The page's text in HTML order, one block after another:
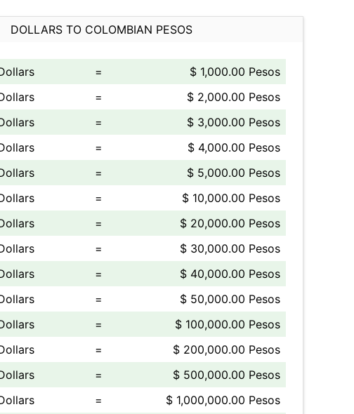
DOLLARS TO COLOMBIAN PESOS
=
$ 1,000.00 Pesos
=
$ 2,000.00 Pesos
=
$ 3,000.00 Pesos
=
$ 4,000.00 Pesos
=
$ 5,000.00 Pesos
=
$ 10,000.00 Pesos
=
$ 20,000.00 Pesos
=
$ 30,000.00 Pesos
=
$ 40,000.00 Pesos
=
$ 50,000.00 Pesos
=
$ 100,000.00 Pesos
=
$ 200,000.00 Pesos
=
$ 500,000.00 Pesos
= $ 1,000,000.00 Pesos